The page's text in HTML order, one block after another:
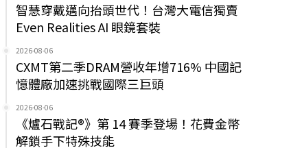
智慧穿戴邁向抬頭世代！台灣大電信獨賣
Even Realities AI 眼鏡套裝
2026-08-06
CXMT第二季DRAM營收年增716% 中國記
憶體廠加速挑戰國際三巨頭
2026-08-06
《爐石戰記®》第 14 賽季登場！花費金幣
解鎖手下特殊技能